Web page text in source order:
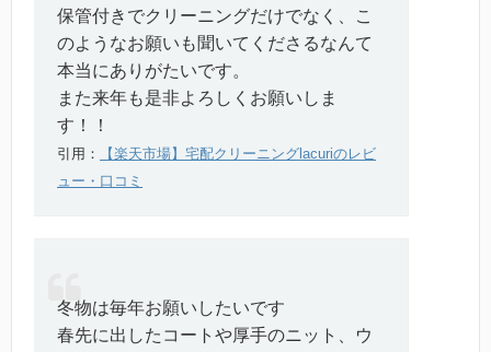
保管付きでクリーニングだけでなく、こ
のようなお願いも聞いてくださるなんて
本当にありがたいです。
また来年も是非よろしくお願いしま
す！！
引用：
【楽天市場】宅配クリーニングlacuriのレビ
ュー・口コミ
冬物は毎年お願いしたいです
春先に出したコートや厚手のニット、ウ